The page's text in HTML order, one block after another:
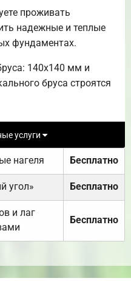
проживать
надежные и теплые
фундаментах.
140х140 мм и
бруса строятся
услуги
нагеля Бесплатно
угол» Бесплатно
и лаг
Бесплатно